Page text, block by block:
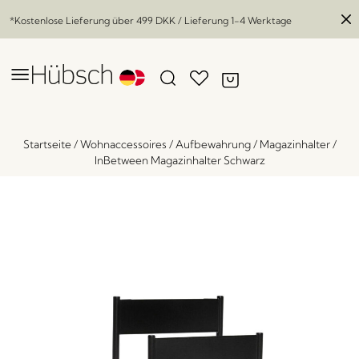
*Kostenlose Lieferung über 499 DKK / Lieferung 1-4 Werktage
Startseite/Wohnaccessoires / Aufbewahrung/ Magazinhalter/
InBetween Magazinhalter Schwarz